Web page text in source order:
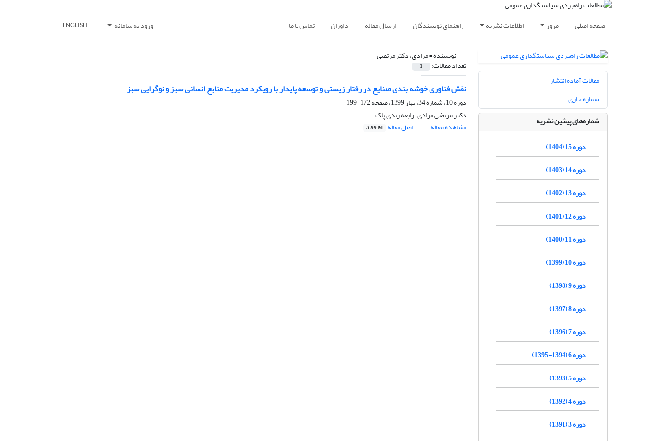
صفحه اصلی مرور اطلاعات نشریه راهنمای نویسندگان ارسال مقاله داوران تماس با ما ورود به سامانه ENGLISH
نویسنده =مرادی، دکتر مرتضی
تعداد مقالات: 1
نقش فناوری خوشه بندی صنایع در رفتار زیستی و توسعه پایدار با رویکرد مدیریت منابع انسانی سبز و نوگرایی سبز
دوره 10، شماره 34، بهار 1399، صفحه
172-199
دکتر مرتضی مرادی، رابعه زندی پاک
مشاهده مقاله
اصل مقاله 3.99 M
مقالات آماده انتشار
شماره جاری
شماره‌های پیشین نشریه
دوره 15 (1404)
دوره 14 (1403)
دوره 13 (1402)
دوره 12 (1401)
دوره 11 (1400)
دوره 10 (1399)
دوره 9 (1398)
دوره 8 (1397)
دوره 7 (1396)
دوره 6 (1394-1395)
دوره 5 (1393)
دوره 4 (1392)
دوره 3 (1391)